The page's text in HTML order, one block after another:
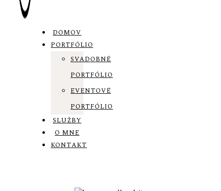
DOMOV
PORTFÓLIO
SVADOBNÉ
PORTFÓLIO
EVENTOVÉ
PORTFÓLIO
SLUŽBY
O MNE
KONTAKT